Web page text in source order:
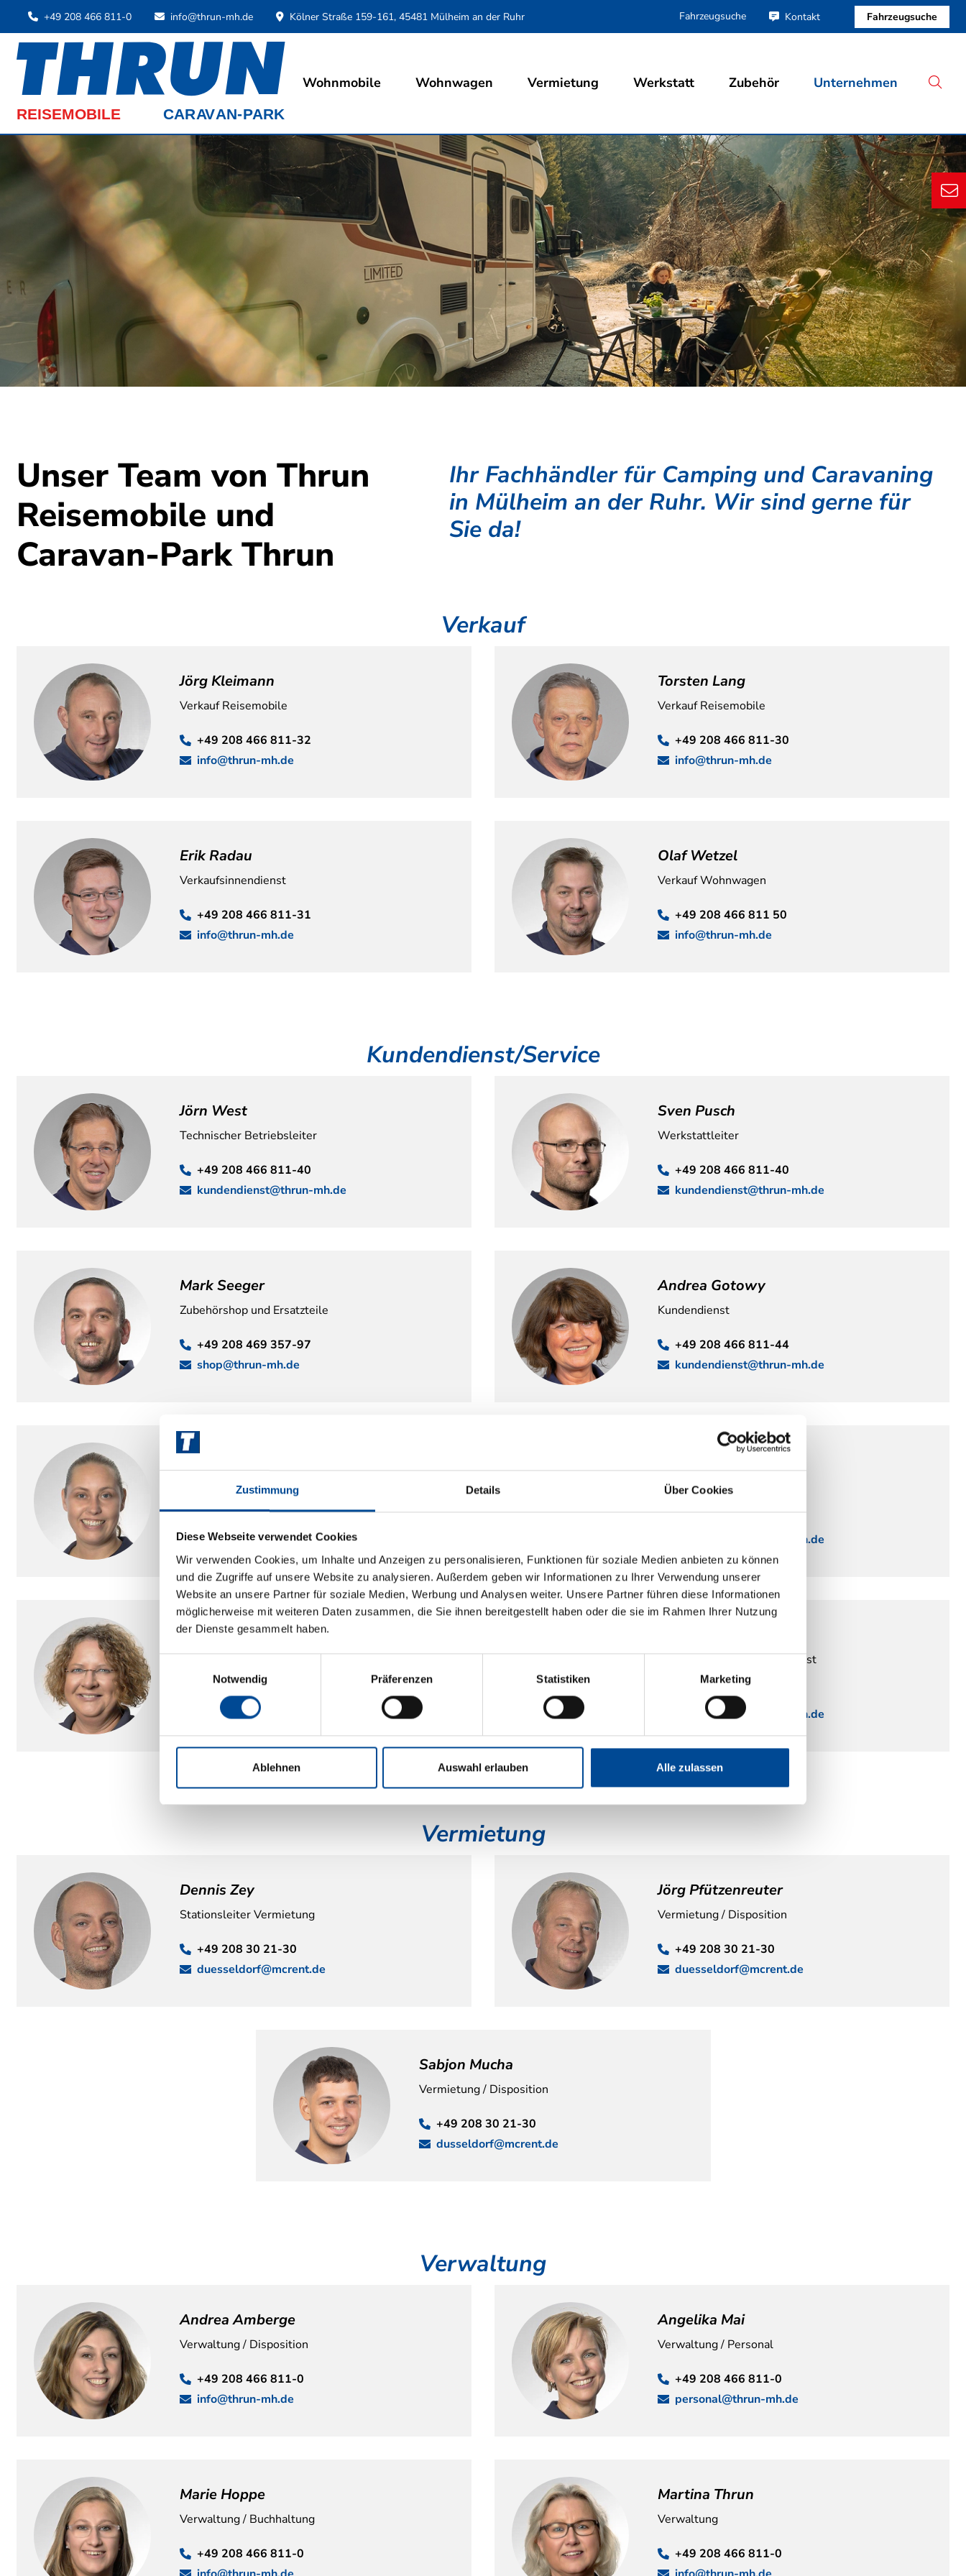
Zustimmung Details Über Cookies
Diese Webseite verwendet Cookies
Wir verwenden Cookies, um Inhalte und Anzeigen zu personalisieren, Funktionen für soziale Medien anbieten zu können
und die Zugriffe auf unsere Website zu analysieren. Außerdem geben wir Informationen zu Ihrer Verwendung unserer
Website an unsere Partner für soziale Medien, Werbung und Analysen weiter. Unsere Partner führen diese Informationen
möglicherweise mit weiteren Daten zusammen, die Sie ihnen bereitgestellt haben oder die sie im Rahmen Ihrer Nutzung
der Dienste gesammelt haben.
Notwendig
Präferenzen Statistiken Marketing
Ablehnen Auswahl erlauben Alle zulassen
+49 208 466 811-0 info@thrun-mh.de Kölner Straße 159-161, 45481 Mülheim an der Ruhr Fahrzeugsuche Kontakt Fahrzeugsuche
Wohnmobile Wohnwagen Vermietung Werkstatt Zubehör Unternehmen
Unser Team von Thrun
Reisemobile und
Caravan-Park Thrun
Ihr Fachhändler für Camping und Caravaning
in Mülheim an der Ruhr. Wir sind gerne für
Sie da!
Verkauf
Jörg Kleimann
Verkauf Reisemobile
+49 208 466 811-32
info@thrun-mh.de
Torsten Lang
Verkauf Reisemobile
+49 208 466 811-30
info@thrun-mh.de
Erik Radau
Verkaufsinnendienst
+49 208 466 811-31
info@thrun-mh.de
Olaf Wetzel
Verkauf Wohnwagen
+49 208 466 811 50
info@thrun-mh.de
Kundendienst/Service
Jörn West
Technischer Betriebsleiter
+49 208 466 811-40
kundendienst@thrun-mh.de
Sven Pusch
Werkstattleiter
+49 208 466 811-40
kundendienst@thrun-mh.de
Mark Seeger
Zubehörshop und Ersatzteile
+49 208 469 357-97
shop@thrun-mh.de
Andrea Gotowy
Kundendienst
+49 208 466 811-44
kundendienst@thrun-mh.de
Mareike Hütte
Kundendienst/ Garantiebearbeitung
kundendienst@thrun-mh.de
Daniel Korbmacher
Leitung Kundendienst
kundendienst@thrun-mh.de
Britta Meitler
+49 208 466 811-44
kundendienst@thrun-mh.de
Technikberater / Kundendienst
+49 208 466 811-44
kundendienst@thrun-mh.de
Vermietung
Dennis Zey
Stationsleiter Vermietung
+49 208 30 21-30
duesseldorf@mcrent.de
Jörg Pfützenreuter
Vermietung / Disposition
+49 208 30 21-30
duesseldorf@mcrent.de
Sabjon Mucha
Vermietung / Disposition
+49 208 30 21-30
dusseldorf@mcrent.de
Verwaltung
Andrea Amberge
Verwaltung / Disposition
+49 208 466 811-0
info@thrun-mh.de
Angelika Mai
Verwaltung / Personal
+49 208 466 811-0
personal@thrun-mh.de
Marie Hoppe
Verwaltung / Buchhaltung
+49 208 466 811-0
Martina Thrun
Verwaltung
+49 208 466 811-0